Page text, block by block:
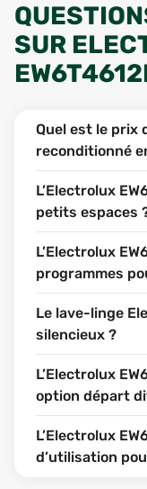
SUR
Quel est le prix
reconditionné
L’Electrolux
petits espaces
L’Electrolux
programmes
Le lave-linge
silencieux ?
L’Electrolux
option départ
L’Electrolux
d’utilisation